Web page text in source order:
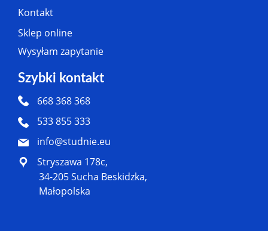
Kontakt
Sklep online
Wysyłam zapytanie
Szybki kontakt
668 368 368
533 855 333
info@studnie.eu
Stryszawa 178c,
34-205 Sucha Beskidzka,
Małopolska